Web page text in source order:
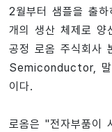
2월부터 샘플을 출
개의 생산 체제로 양
공정 로옴 주식회사
Semiconductor,
이다.
로옴은 "전자부품이